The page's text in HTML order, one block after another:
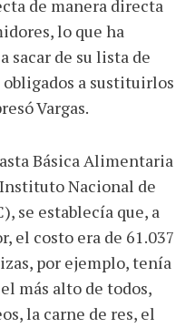
de manera directa
lo que ha
sacar de su lista de
a sustituirlos
Vargas.
Básica Alimentaria
Nacional de
se establecía que, a
el costo era de 61.037
por ejemplo, tenía
más alto de todos,
la carne de res, el